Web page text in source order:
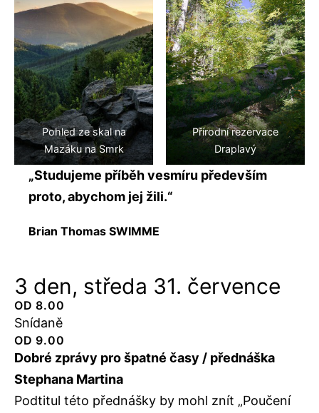
Pohled ze skal na
Mazáku na Smrk
Přírodní rezervace
Draplavý
„Studujeme příběh vesmíru především
proto, abychom jej žili.“
Brian Thomas SWIMME
3 den, středa 31. července
OD 8.00
Snídaně
OD 9.00
Dobré zprávy pro špatné časy / přednáška
Stephana Martina
Podtitul této přednášky by mohl znít „Poučení